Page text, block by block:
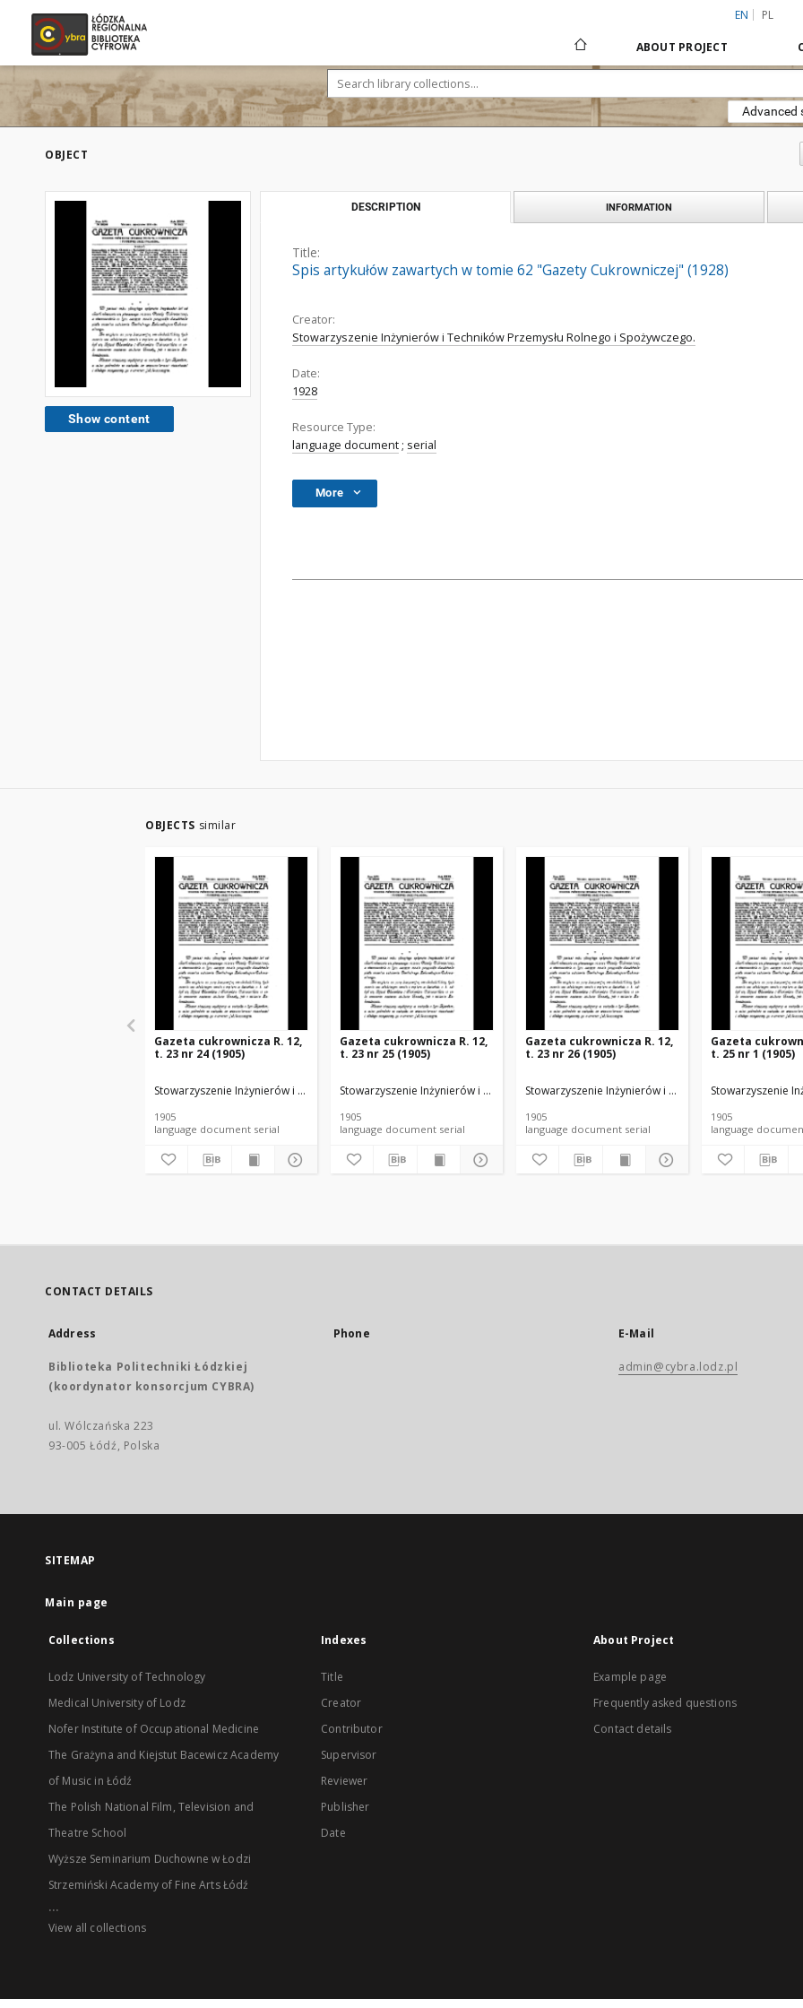
EN PL
ABOUT PROJECT
Advanced
OBJECT
Show content
DESCRIPTION INFORMATION
Title:
Spis artykułów zawartych w tomie 62 "Gazety Cukrowniczej" (1928)
Creator:
Stowarzyszenie Inżynierów i Techników Przemysłu Rolnego i Spożywczego.
Date:
1928
Resource Type:
language document ; serial
More
OBJECTS similar
Gazeta cukrownicza R. 12,
t. 23 nr 24 (1905)
Stowarzyszenie Inżynierów i Techników Przemysłu Rolnego i Spożywczego.
1905
language document serial
Gazeta cukrownicza R. 12,
t. 23 nr 25 (1905)
Stowarzyszenie Inżynierów i Techników Przemysłu Rolnego i Spożywczego.
1905
language document serial
Gazeta cukrownicza R. 12,
t. 23 nr 26 (1905)
Stowarzyszenie Inżynierów i Techników Przemysłu
1905
language document serial
Gazeta
t. 25 nr 1 (1905)
Stowarzyszenie
1905
CONTACT DETAILS
Address
Biblioteka Politechniki Łódzkiej
(koordynator konsorcjum CYBRA)
ul. Wólczańska 223
93-005 Łódź, Polska
Phone E-Mail
admin@cybra.lodz.pl
SITEMAP
Main page
Collections
Lodz University of Technology
Medical University of Lodz
Nofer Institute of Occupational Medicine
The Grażyna and Kiejstut Bacewicz Academy
of Music in Łódź
The Polish National Film, Television and
Theatre School
Wyższe Seminarium Duchowne w Łodzi
Strzemiński Academy of Fine Arts Łódź
...
View all collections
Indexes
Title
Creator
Contributor
Supervisor
Reviewer
Publisher
Date
About Project
Example page
Frequently asked questions
Contact details